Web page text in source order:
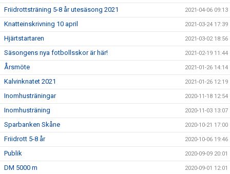
Friidrottsträning 5-8 år utesäsong 2021 2021-04-06 09:13
Knatteinskrivning 10 april 2021-03-24 17:39
Hjärtstartaren 2021-03-02 18:56
Säsongens nya fotbollsskor är här! 2021-02-19 11:44
Årsmöte 2021-01-26 14:14
Kalvinknatet 2021 2021-01-26 12:19
Inomhusträningar 2020-11-18 12:54
Inomhusträning 2020-11-03 13:07
Sparbanken Skåne 2020-10-21 17:00
Friidrott 5-8 år 2020-10-06 19:46
Publik 2020-09-09 20:01
DM 5000 m 2020-09-01 12:01